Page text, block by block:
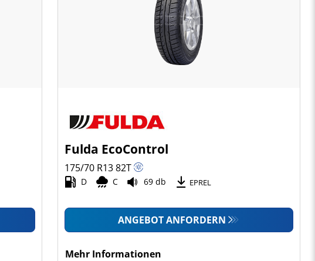
Fulda EcoControl
175/70 R1382T
D C 69 db EPREL
ANGEBOT ANFORDERN
Mehr Informationen